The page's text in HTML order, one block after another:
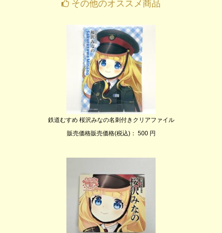
その他のオススメ商品
鉄道むすめ 桜沢みなの名刺付きクリアファイル
販売価格販売価格(税込)： 500 円